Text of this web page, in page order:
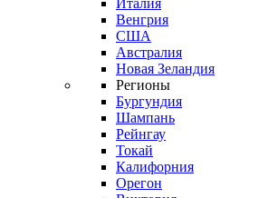
Италия
Венгрия
США
Австралия
Новая Зеландия
Регионы
Бургундия
Шампань
Рейнгау
Токай
Калифорния
Орегон